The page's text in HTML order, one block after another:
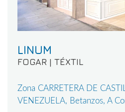
LINUM
FOGAR | TÉXTIL
Zona CARRETERA DE
VENEZUELA, Betanzos, A